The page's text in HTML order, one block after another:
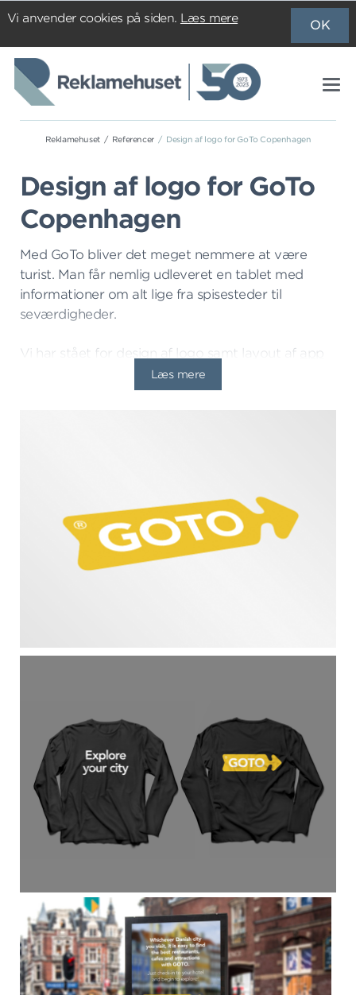
Vi anvender cookies på siden. Læs mere OK
Reklamehuset Referencer Design af logo for GoTo Copenhagen
Design af logo for GoTo
Copenhagen
Med GoTo bliver det meget nemmere at være
turist. Man får nemlig udleveret en tablet med
informationer om alt lige fra spisesteder til
seværdigheder.
Vi har stået for design af logo samt layout af
GoTo Copenhagen
Læs mere